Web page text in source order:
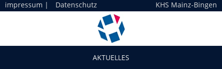
impressum | Datenschutz KHS Mainz-Bingen
AKTUELLES